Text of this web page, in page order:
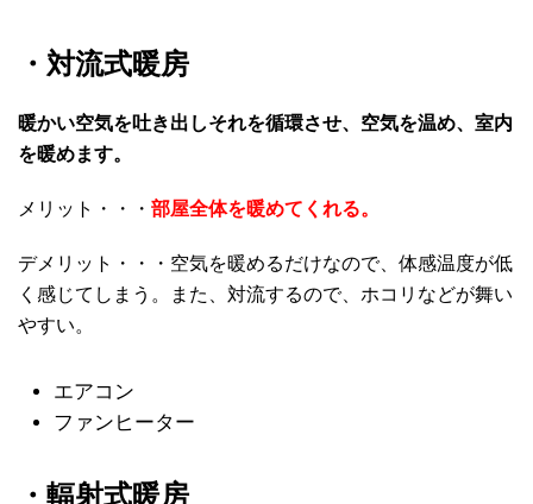
・対流式暖房
暖かい空気を吐き出しそれを循環させ、空気を温め、室内
を暖めます。
メリット・・・ 部屋全体を暖めてくれる。
デメリット・・・空気を暖めるだけなので、体感温度が低
く感じてしまう。また、対流するので、ホコリなどが舞い
やすい。
エアコン
ファンヒーター
・輻射式暖房